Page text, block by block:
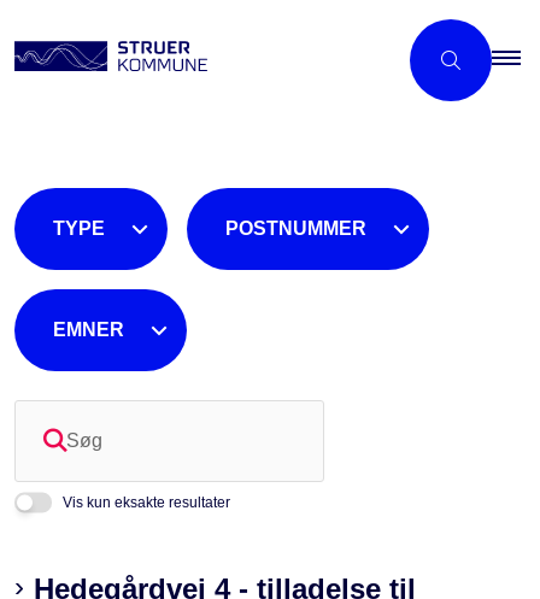
Vis kun eksakte resultater
TYPE POSTNUMMER
EMNER
Hedegårdvej 4 - tilladelse til